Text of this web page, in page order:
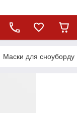
Маски для сноуборду